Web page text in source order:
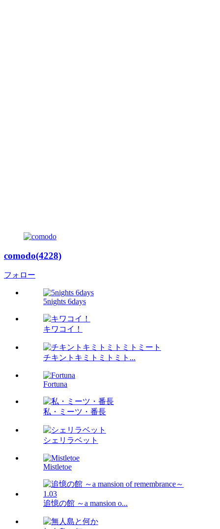
comodo(4228)
フォロー
5nights 6days
キワコイ！
チキントキミトミトミト...
Fortuna
私・ミーツ・番長
シェリラベット
Mistletoe
追憶の館 ～a mansion o...